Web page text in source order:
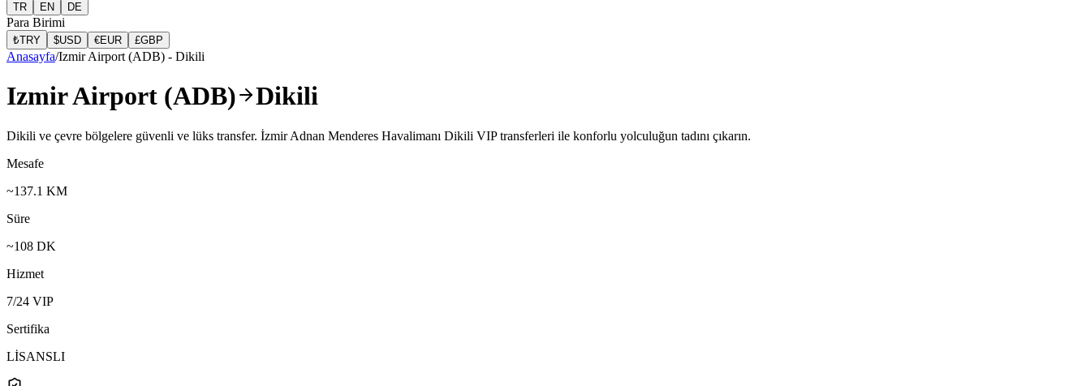
TR EN DE
Para Birimi
₺TRY $USD €EUR £GBP
Anasayfa/Izmir Airport (ADB) - Dikili
Izmir Airport (ADB) Dikili
Dikili ve çevre bölgelere güvenli ve lüks transfer. İzmir Adnan Menderes Havalimanı Dikili VIP transferleri ile konforlu yolculuğun tadını çıkarın.
Mesafe
~137.1 KM
Süre
~108 DK
Hizmet
7/24 VIP
Sertifika
LİSANSLI